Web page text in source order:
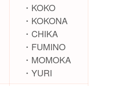
・KOKO
・KOKONA
・CHIKA
・FUMINO
・MOMOKA
・YURI